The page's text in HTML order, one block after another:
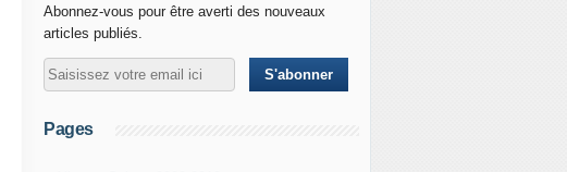
Abonnez-vous pour être averti des nouveaux
articles publiés.
Pages